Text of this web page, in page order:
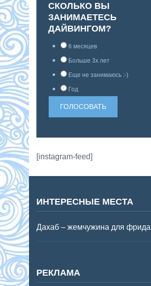
СКОЛЬКО ВЫ
ЗАНИМАЕТЕСЬ
ДАЙВИНГОМ?
6 месяцев
Больше 3х лет
Еще не занимаюсь :-)
Год
[instagram-feed]
ИНТЕРЕСНЫЕ МЕСТА
Дахаб – жемчужина для
РЕКЛАМА